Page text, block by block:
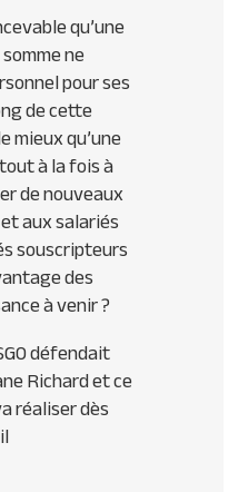
qu’une
ne
pour ses
de cette
mieux qu’une
à la fois à
de nouveaux
aux salariés
souscripteurs
des
à venir ?
défendait
Richard et ce
réaliser dès